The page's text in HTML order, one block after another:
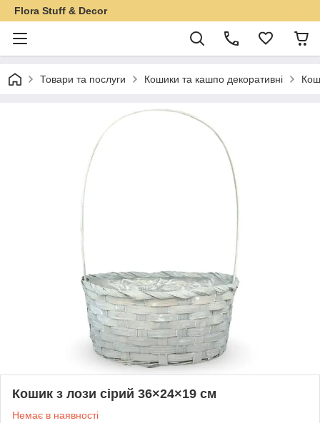
Flora Stuff & Decor
Товари та послуги Кошики та кашпо декоративні
Кошик з лози сірий 36×24×19 см
Немає в наявності